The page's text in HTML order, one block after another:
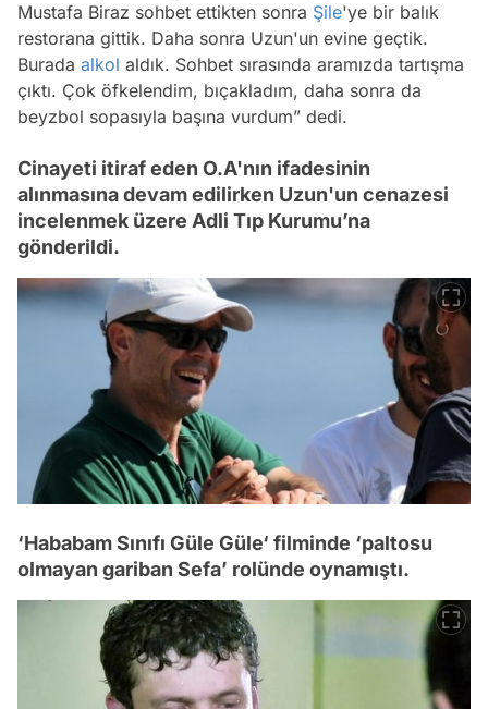
Mustafa Biraz sohbet ettikten sonra Şile'ye bir balık
restorana gittik. Daha sonra Uzun'un evine geçtik.
Burada alkol aldık. Sohbet sırasında aramızda tartışma
çıktı. Çok öfkelendim, bıçakladım, daha sonra da
beyzbol sopasıyla başına vurdum” dedi.
Cinayeti itiraf eden O.A'nın ifadesinin
alınmasına devam edilirken Uzun'un cenazesi
incelenmek üzere Adli Tıp Kurumu’na
gönderildi.
‘Hababam Sınıfı Güle Güle‘ filminde ‘paltosu
olmayan gariban Sefa’ rolünde oynamıştı.